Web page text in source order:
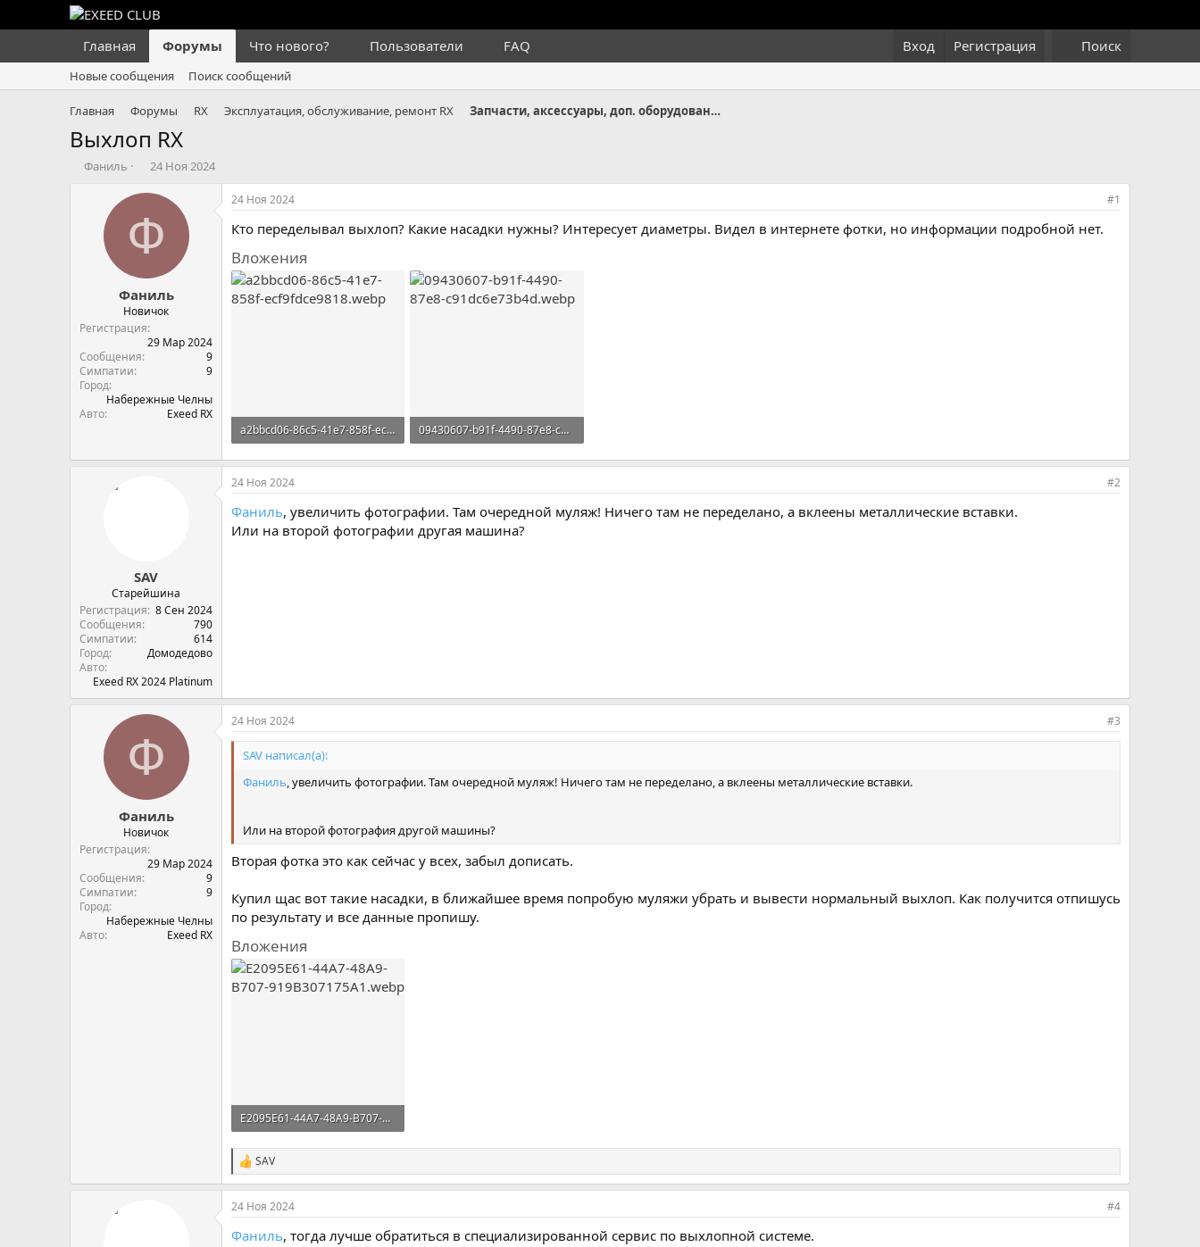
Главная Форумы Что нового? Пользователи FAQ Вход Регистрация Поиск
Новые сообщения Поиск сообщений
Главная Форумы RX Эксплуатация, обслуживание, ремонт RX Запчасти, аксессуары, доп. оборудование RX
Выхлоп RX
А
Фаниль
Д
т
н
а
а
л
а
24 Ноя 2024
Ф
Фаниль
Новичок
Регистрация
29 Мар 2024
Сообщения
9
Симпатии
9
Город
Набережные Челны
Авто
Exeed RX
24 Ноя 2024 #1
Кто переделывал выхлоп? Какие насадки нужны? Интересует диаметры. Видел в интернете фотки, но информации подробной нет.
Вложения
a2bbcd06-86c5-41e7-858f-ecf9fdce9818.webp
289,9 KB · Просмотры: 591
09430607-b91f-4490-87e8-c91dc6e73b4d.webp
232,8 KB · Просмотры: 415
SAV
Старейшина
Регистрация 8 Сен 2024
Сообщения
790
Симпатии
614
Город
Домодедово
Авто
Exeed RX 2024 Platinum
24 Ноя 2024 #2
Фаниль, увеличить фотографии. Там очередной муляж! Ничего там не переделано, а вклеены металлические вставки.
Или на второй фотографии другая машина?
Ф
Фаниль
Новичок
Регистрация
29 Мар 2024
Сообщения
9
Симпатии
9
Город
Набережные Челны
Авто
Exeed RX
24 Ноя 2024 #3
SAV написал(а):
Фаниль, увеличить фотографии. Там очередной муляж! Ничего там не переделано, а вклеены металлические вставки.
Или на второй фотография другой машины?
Вторая фотка это как сейчас у всех, забыл дописать.
Купил щас вот такие насадки, в ближайшее время попробую муляжи убрать и вывести нормальный выхлоп. Как получится отпишусь
по результату и все данные пропишу.
Вложения
E2095E61-44A7-48A9-B707-919B307175A1.webp
162,1 KB · Просмотры: 218
С
и
м
п
т
SAV
24 Ноя 2024 #4
Фаниль, тогда лучше обратиться в специализированной сервис по выхлопной системе.